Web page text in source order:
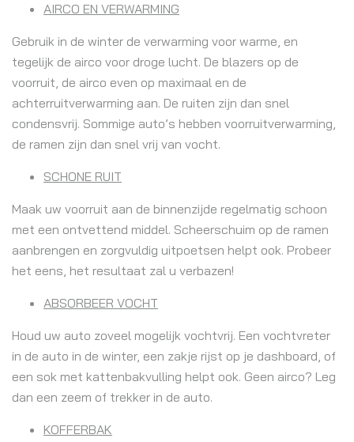
AIRCO EN VERWARMING
Gebruik in de winter de verwarming voor warme, en
tegelijk de airco voor droge lucht. De blazers op de
voorruit, de airco even op maximaal en de
achterruitverwarming aan. De ruiten zijn dan snel
condensvrij. Sommige auto’s hebben voorruitverwarming,
de ramen zijn dan snel vrij van vocht.
SCHONE RUIT
Maak uw voorruit aan de binnenzijde regelmatig schoon
met een ontvettend middel. Scheerschuim op de ramen
aanbrengen en zorgvuldig uitpoetsen helpt ook. Probeer
het eens, het resultaat zal u verbazen!
ABSORBEER VOCHT
Houd uw auto zoveel mogelijk vochtvrij. Een vochtvreter
in de auto in de winter, een zakje rijst op je dashboard, of
een sok met kattenbakvulling helpt ook. Geen airco? Leg
dan een zeem of trekker in de auto.
KOFFERBAK